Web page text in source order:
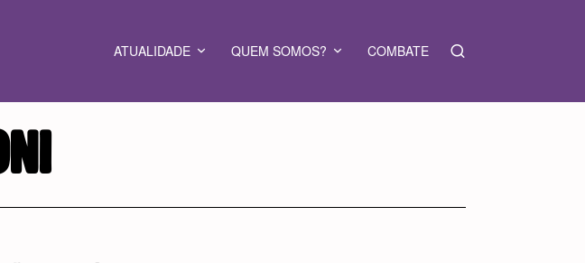
ATUALIDADE QUEM SOMOS? COMBATE